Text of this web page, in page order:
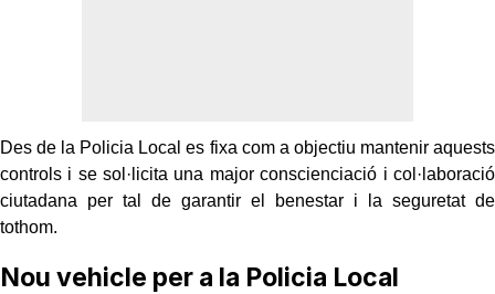
Des de la Policia Local es fixa com a objectiu mantenir aquests
controls i se sol·licita una major conscienciació i col·laboració
ciutadana per tal de garantir el benestar i la seguretat de
tothom.
Nou vehicle per a la Policia Local